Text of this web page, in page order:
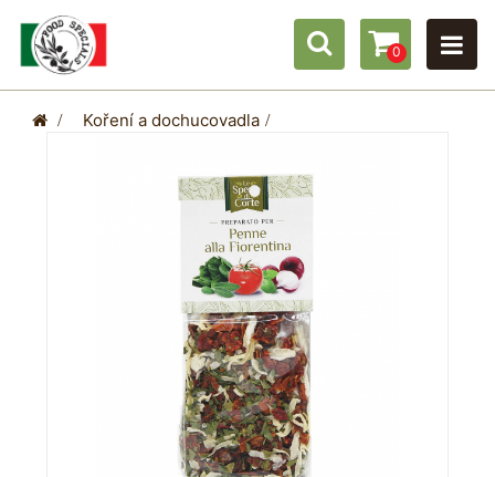
0
> Koření a dochucovadla >